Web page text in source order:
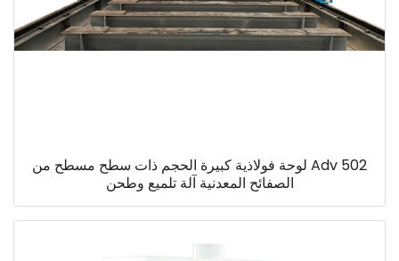
Adv 502 لوحة فولاذية كبيرة الحجم ذات سطح مسطح من
الصفائح المعدنية آلة تلميع وطحن